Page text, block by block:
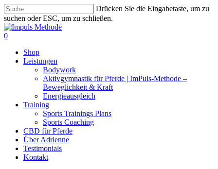
Zum
Hauptinhalt
springen
Drücken Sie die Eingabetaste, um zu
suchen oder ESC, um zu schließen.
Suche
schließen
0
Shop
Leistungen
Bodywork
Aktivgymnastik für Pferde | ImPuls‑Methode –
Beweglichkeit & Kraft
Energieausgleich
Training
Sports Trainings Plans
Sports Coaching
CBD für Pferde
Über Adrienne
Testimonials
Kontakt